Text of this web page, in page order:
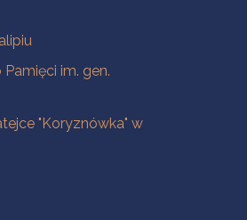
im. gen.
"Koryznówka" w